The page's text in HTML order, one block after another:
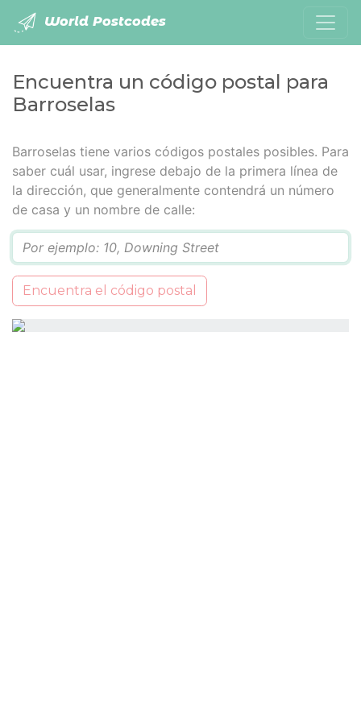
World Postcodes
Encuentra un código postal para
Barroselas
Barroselas tiene varios códigos postales posibles. Para
saber cuál usar, ingrese debajo de la primera línea de
la dirección, que generalmente contendrá un número
de casa y un nombre de calle:
Encuentra el código postal